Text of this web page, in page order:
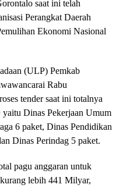
saat ini telah
Perangkat Daerah
Ekonomi Nasional
(ULP) Pemkab
Rabu
tender saat ini totalnya
Dinas Pekerjaan Umum
6 paket, Dinas Pendidikan
Dinas Perindag 5 paket.
pagu anggaran untuk
lebih 441 Milyar,